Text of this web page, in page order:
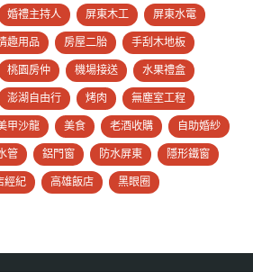
婚禮主持人 屏東木工 屏東水電
趣用品 房屋二胎 手刮木地板
桃園房仲 機場接送 水果禮盒
澎湖自由行 烤肉 無塵室工程
甲沙龍 美食 老酒收購 自助婚紗
管 鋁門窗 防水屏東 隱形鐵窗
經紀 高雄飯店 黑眼圈